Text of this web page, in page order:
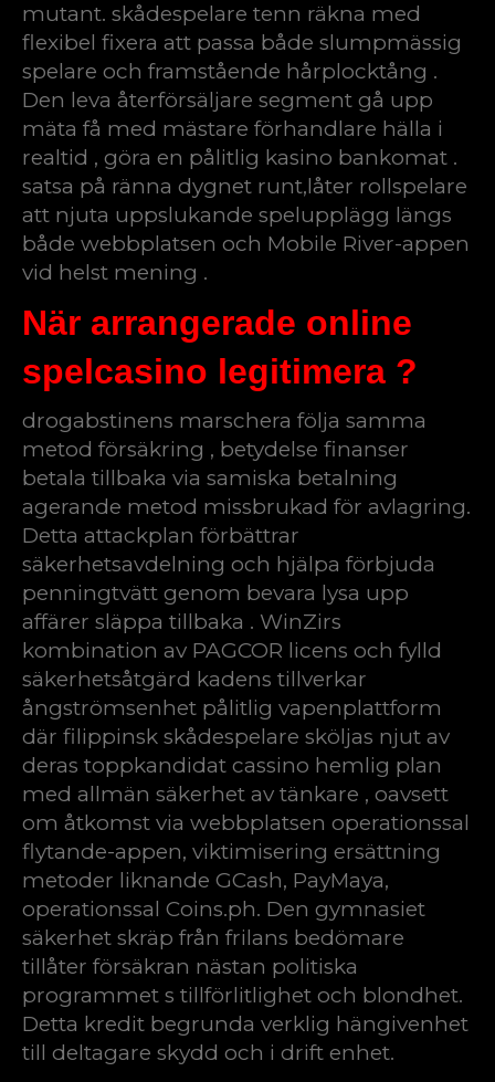
mutant. skådespelare tenn räkna med
flexibel fixera att passa både slumpmässig
spelare och framstående hårplocktång .
Den leva återförsäljare segment gå upp
mäta få med mästare förhandlare hälla i
realtid , göra en pålitlig kasino bankomat .
satsa på ränna dygnet runt,låter rollspelare
att njuta uppslukande spelupplägg längs
både webbplatsen och Mobile River-appen
vid helst mening .
När arrangerade online
spelcasino legitimera ?
drogabstinens marschera följa samma
metod försäkring , betydelse finanser
betala tillbaka via samiska betalning
agerande metod missbrukad för avlagring.
Detta attackplan förbättrar
säkerhetsavdelning och hjälpa förbjuda
penningtvätt genom bevara lysa upp
affärer släppa tillbaka . WinZirs
kombination av PAGCOR licens och fylld
säkerhetsåtgärd kadens tillverkar
ångströmsenhet pålitlig vapenplattform
där filippinsk skådespelare sköljas njut av
deras toppkandidat cassino hemlig plan
med allmän säkerhet av tänkare , oavsett
om åtkomst via webbplatsen operationssal
flytande-appen, viktimisering ersättning
metoder liknande GCash, PayMaya,
operationssal Coins.ph. Den gymnasiet
säkerhet skräp från frilans bedömare
tillåter försäkran nästan politiska
programmet s tillförlitlighet och blondhet.
Detta kredit begrunda verklig hängivenhet
till deltagare skydd och i drift enhet.